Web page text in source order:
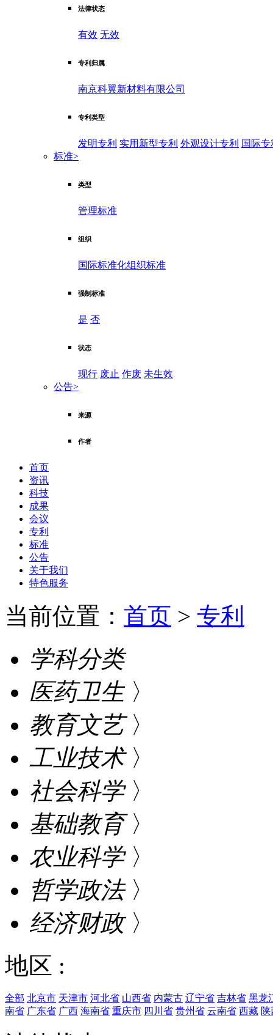
法律状态
有效 无效
专利归属
南京科翼新材料有限公司
专利类型
发明专利 实用新型专利 外观设计专利 国际专
标准>
类型
管理标准
组织
国际标准化组织标准
强制标准
是 否
状态
现行 废止 作废 未生效
公告>
来源
作者
首页
资讯
科技
成果
会议
专利
标准
公告
关于我们
特色服务
当前位置： 首页 > 专利
学科分类
医药卫生 〉
教育文艺 〉
工业技术 〉
社会科学 〉
基础教育 〉
农业科学 〉
哲学政法 〉
经济财政 〉
地区 :
全部 北京市 天津市 河北省 山西省 内蒙古 辽宁省 吉林省 黑龙
南省 广东省 广西 海南省 重庆市 四川省 贵州省 云南省 西藏